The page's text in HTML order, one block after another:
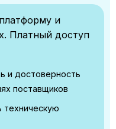
и
Платный доступ
и достоверность
поставщиков
техническую